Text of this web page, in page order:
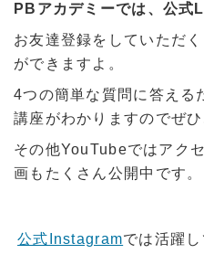
PBアカデミーでは、公式
お友達登録をしていただ
ができますよ。
4つの簡単な質問に答える
講座がわかりますのでぜひ
その他YouTubeではアク
画もたくさん公開中です。
公式Instagramでは活躍